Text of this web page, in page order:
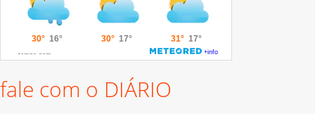
fale com o DIÁRIO